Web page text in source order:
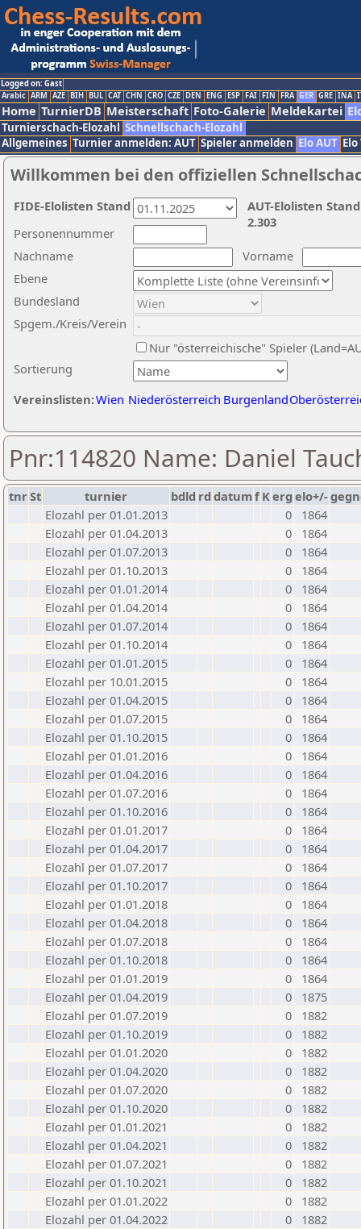
Logged on: Gast
Arabic ARM AZE BIH BUL CAT CHN CRO CZE DEN ENG ESP FAI FIN FRA GER GRE INA
Home TurnierDB Meisterschaft Foto-Galerie Meldekartei
Turnierschach-Elozahl Schnellschach-Elozahl
Allgemeines Turnier anmelden: AUT Spieler anmelden Elo AUT
Willkommen bei den offiziellen
Nachname
Vorname
Ebene
Sortierung
Personennummer
Bundesland
Spgem./Kreis/Verein
Nur "österreichische" Spieler
Vereinslisten:Wien Niederösterreich Burgenland
AUT-Elolisten
2.303
FIDE-Elolisten Stand
Pnr:114820 Name: Daniel
tnrSt turnier bdld rd datumf Kerg elo+/-
Elozahl per 01.01.2013
0
1864
Elozahl per 01.04.2013
0
1864
Elozahl per 01.07.2013
0
1864
Elozahl per 01.10.2013
0
1864
Elozahl per 01.01.2014
0
1864
Elozahl per 01.04.2014
0
1864
Elozahl per 01.07.2014
0
1864
Elozahl per 01.10.2014
0
1864
Elozahl per 01.01.2015
0
1864
Elozahl per 10.01.2015
0
1864
Elozahl per 01.04.2015
0
1864
Elozahl per 01.07.2015
0
1864
Elozahl per 01.10.2015
0
1864
Elozahl per 01.01.2016
0
1864
Elozahl per 01.04.2016
0
1864
Elozahl per 01.07.2016
0
1864
Elozahl per 01.10.2016
0
1864
Elozahl per 01.01.2017
0
1864
Elozahl per 01.04.2017
0
1864
Elozahl per 01.07.2017
0
1864
Elozahl per 01.10.2017
0
1864
Elozahl per 01.01.2018
0
1864
Elozahl per 01.04.2018
0
1864
Elozahl per 01.07.2018
0
1864
Elozahl per 01.10.2018
0
1864
Elozahl per 01.01.2019
0
1864
Elozahl per 01.04.2019
0
1875
Elozahl per 01.07.2019
0
1882
Elozahl per 01.10.2019
0
1882
Elozahl per 01.01.2020
0
1882
Elozahl per 01.04.2020
0
1882
Elozahl per 01.07.2020
0
1882
Elozahl per 01.10.2020
0
1882
Elozahl per 01.01.2021
0
1882
Elozahl per 01.04.2021
0
1882
Elozahl per 01.07.2021
0
1882
Elozahl per 01.10.2021
0
1882
Elozahl per 01.01.2022
0
1882
Elozahl per 01.04.2022
0
1882